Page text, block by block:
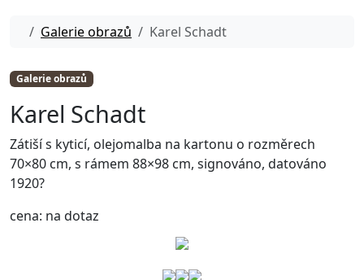
Home
Galerie obrazů Karel Schadt
Galerie obrazů
Karel Schadt
Zátiší s kyticí, olejomalba na kartonu o rozměrech
70×80 cm, s rámem 88×98 cm, signováno, datováno
1920?
cena: na dotaz